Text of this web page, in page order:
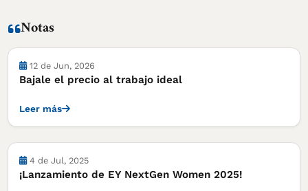
Notas
Notas
12 de Jun, 2026
Bajale el precio al trabajo ideal
Leer más
Notas
4 de Jul, 2025
¡Lanzamiento de EY NextGen Women 2025!